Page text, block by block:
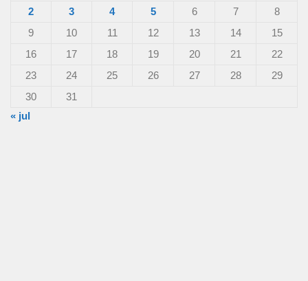
2
3 4 5 6 7
8
9
10 11 12 13 14
15
16
17 18 19 20 21
22
23
24 25 26 27 28
29
30
31
« jul